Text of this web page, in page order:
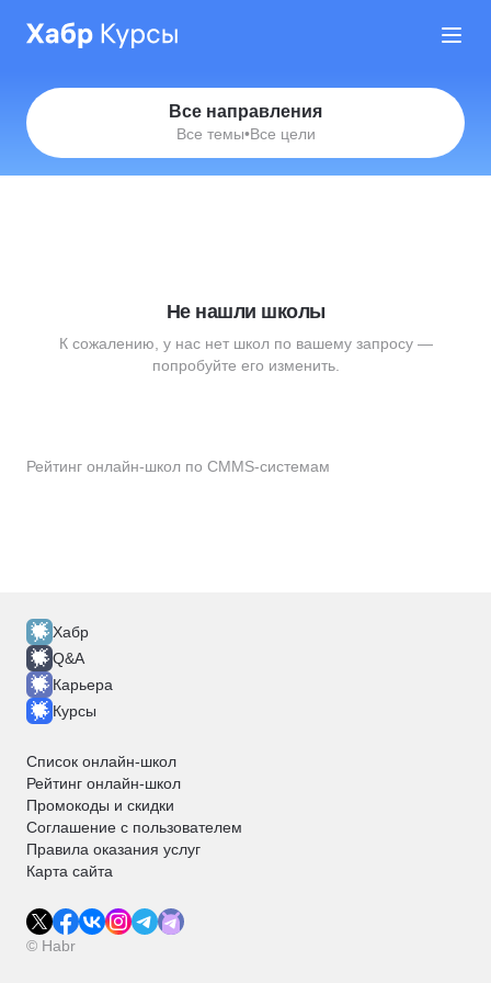
Все направления
Все темы•Все цели
Рейтинг онлайн-школ по CMMS-системам
Не нашли школы
К сожалению, у нас нет школ по вашему запросу —
попробуйте его изменить.
Хабр
Q&A
Карьера
Курсы
Список онлайн-школ
Рейтинг онлайн-школ
Промокоды и скидки
Соглашение с пользователем
Правила оказания услуг
Карта сайта
© Habr